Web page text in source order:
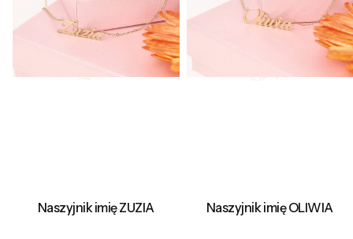
Naszyjnik imię ZUZIA Naszyjnik imię OLIWIA